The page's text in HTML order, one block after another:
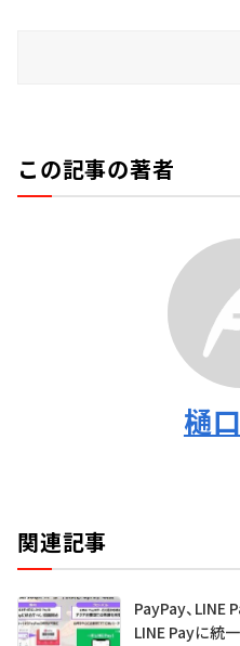
この記事の著者
樋
関連記事
PayPay、
LINE Payに統一